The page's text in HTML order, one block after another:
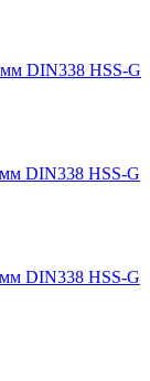
DIN338 HSS-G
DIN338 HSS-G
DIN338 HSS-G